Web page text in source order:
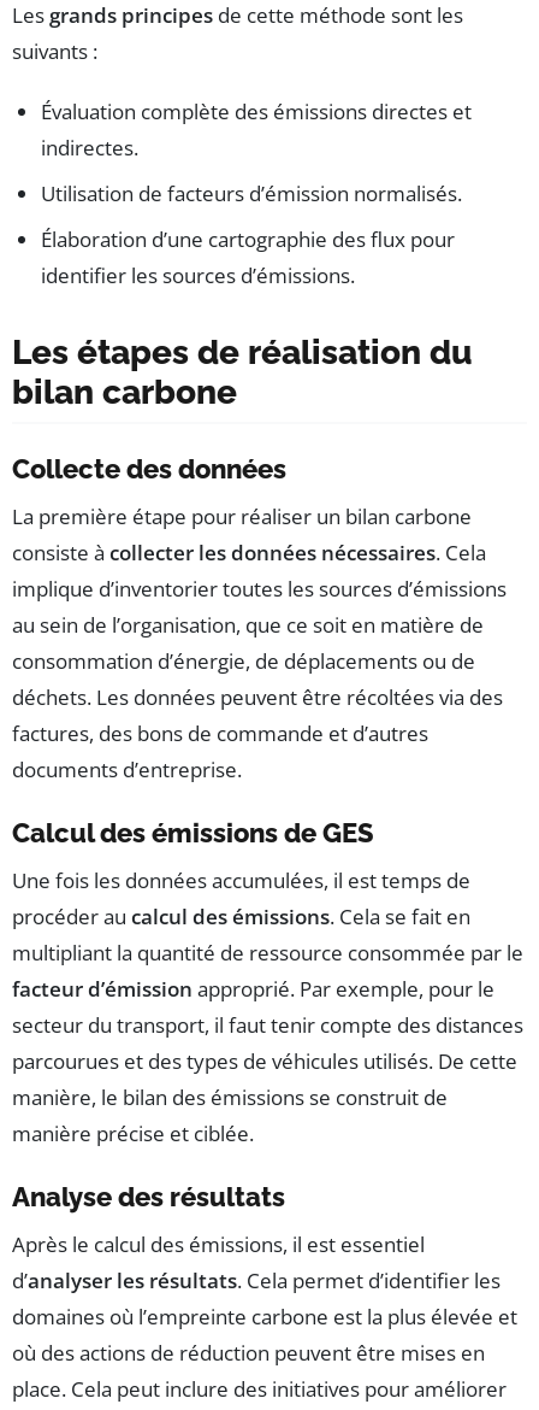
Les grands principes de cette méthode sont les
suivants :
Évaluation complète des émissions directes et
indirectes.
Utilisation de facteurs d’émission normalisés.
Élaboration d’une cartographie des flux pour
identifier les sources d’émissions.
Les étapes de réalisation du
bilan carbone
Collecte des données
La première étape pour réaliser un bilan carbone
consiste à collecter les données nécessaires. Cela
implique d’inventorier toutes les sources d’émissions
au sein de l’organisation, que ce soit en matière de
consommation d’énergie, de déplacements ou de
déchets. Les données peuvent être récoltées via des
factures, des bons de commande et d’autres
documents d’entreprise.
Calcul des émissions de GES
Une fois les données accumulées, il est temps de
procéder au calcul des émissions. Cela se fait en
multipliant la quantité de ressource consommée par le
facteur d’émission approprié. Par exemple, pour le
secteur du transport, il faut tenir compte des distances
parcourues et des types de véhicules utilisés. De cette
manière, le bilan des émissions se construit de
manière précise et ciblée.
Analyse des résultats
Après le calcul des émissions, il est essentiel
d’analyser les résultats. Cela permet d’identifier les
domaines où l’empreinte carbone est la plus élevée et
où des actions de réduction peuvent être mises en
place. Cela peut inclure des initiatives pour améliorer